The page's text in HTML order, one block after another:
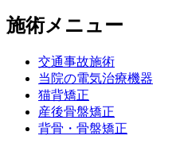
施術メニュー
交通事故施術
当院の電気治療機器
猫背矯正
産後骨盤矯正
背骨・骨盤矯正